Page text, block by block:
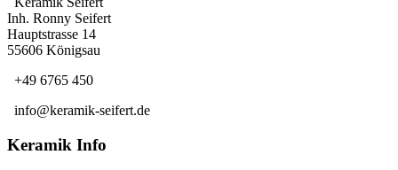
Inh. Ronny Seifert
Hauptstrasse 14
55606 Königsau
+49 6765 450
info@keramik-seifert.de
Keramik Info